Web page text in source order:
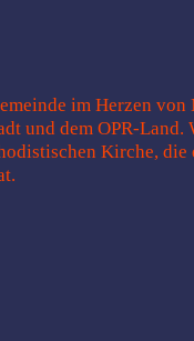
im Herzen von
und dem OPR-Land.
Kirche, die